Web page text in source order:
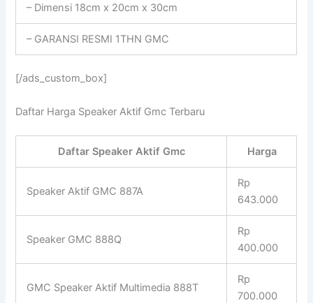
– Dimensi 18cm x 20cm x 30cm
– GARANSI RESMI 1THN GMC
[/ads_custom_box]
Daftar Harga Speaker Aktif Gmc Terbaru
Daftar Speaker Aktif Gmc Harga
Speaker Aktif GMC 887A
Rp
643.000
Speaker GMC 888Q
Rp
400.000
GMC Speaker Aktif Multimedia 888T
Rp
700.000